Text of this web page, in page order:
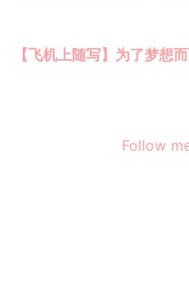
【飞机上随写】为了梦想
Follow